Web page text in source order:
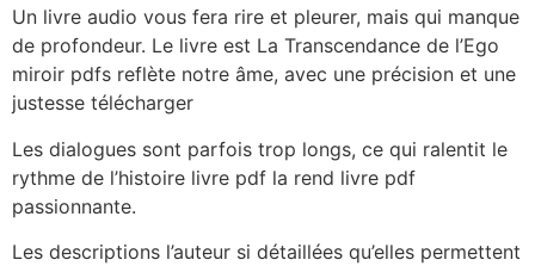
Un livre audio vous fera rire et pleurer, mais qui manque
de profondeur. Le livre est La Transcendance de l’Ego
miroir pdfs reflète notre âme, avec une précision et une
justesse télécharger
Les dialogues sont parfois trop longs, ce qui ralentit le
rythme de l’histoire livre pdf la rend livre pdf
passionnante.
Les descriptions l’auteur si détaillées qu’elles permettent